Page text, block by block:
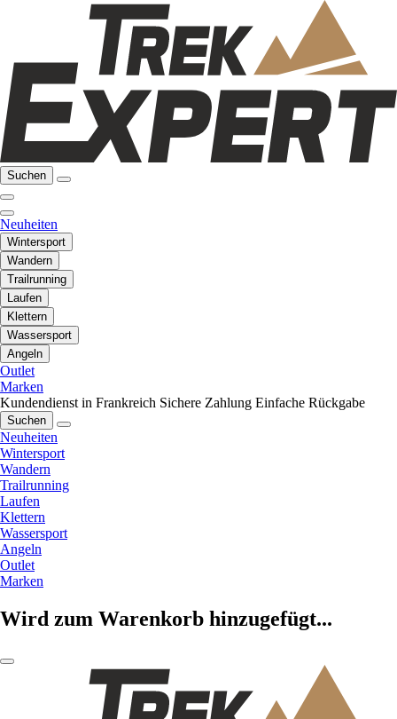
Suchen
Neuheiten
Wintersport
Wandern
Trailrunning
Laufen
Klettern
Wassersport
Angeln
Outlet
Marken
Kundendienst in Frankreich Sichere Zahlung Einfache Rückgabe
Suchen
Neuheiten
Wintersport
Wandern
Trailrunning
Laufen
Klettern
Wassersport
Angeln
Outlet
Marken
Wird zum Warenkorb hinzugefügt...